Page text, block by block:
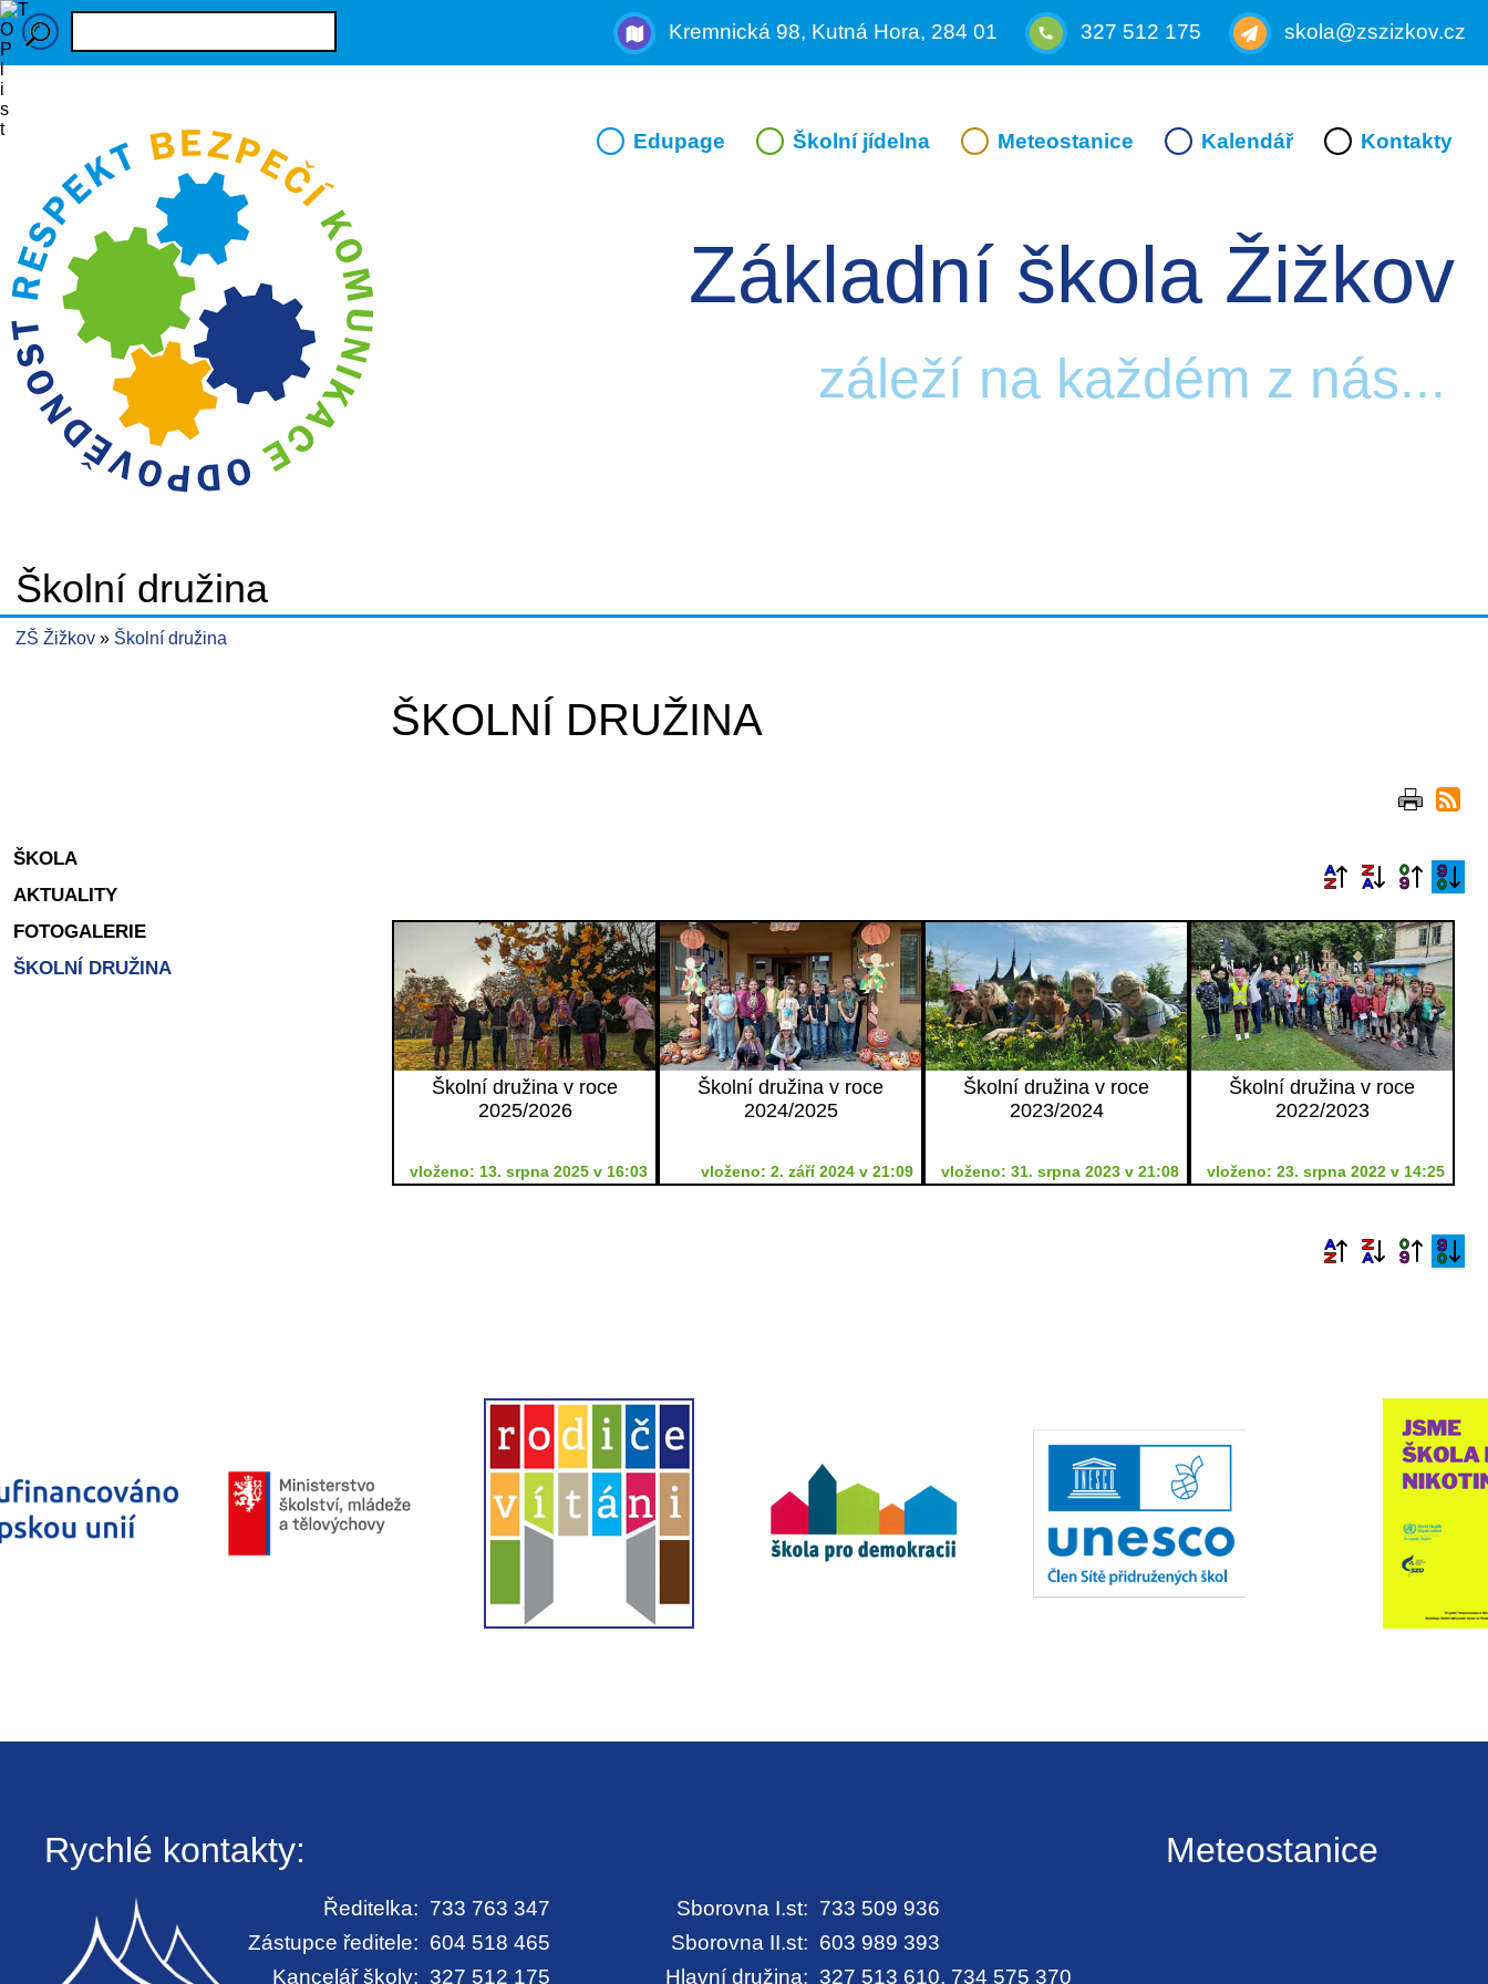
Kremnická 98, Kutná Hora, 284 01 327 512 175 skola@zszizkov.cz
Edupage Školní jídelna Meteostanice Kalendář Kontakty
Základní škola Žižkov
záleží na každém z nás...
Školní družina
ZŠ Žižkov Školní družina
ŠKOLNÍ DRUŽINA
Školní družina v roce
2025/2026
vloženo: 13. srpna 2025 v 16:03
Školní družina v roce
2024/2025
vloženo: 2. září 2024 v 21:09
Školní družina v roce
2023/2024
vloženo: 31. srpna 2023 v 21:08
Školní družina v roce
2022/2023
vloženo: 23. srpna 2022 v 14:25
ŠKOLA
AKTUALITY
FOTOGALERIE
ŠKOLNÍ DRUŽINA
Rychlé kontakty:
Ředitelka: 733 763 347 Sborovna I.st: 733 509 936
Zástupce ředitele: 604 518 465 Sborovna II.st: 603 989 393
Kancelář školy: 327 512 175 Hlavní družina: 327 513 610, 734 575 370
Meteostanice